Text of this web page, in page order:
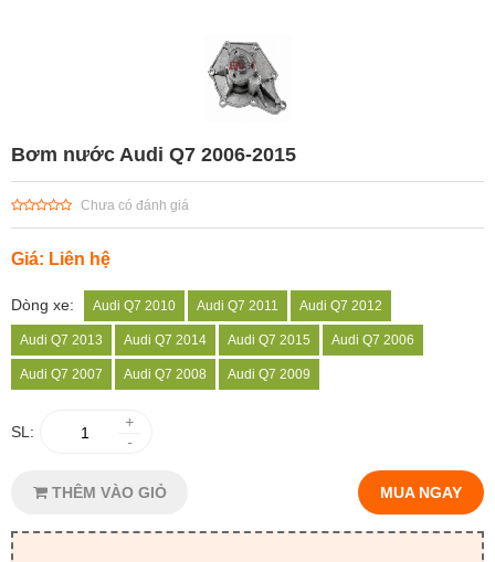
Bơm nước Audi Q7 2006-2015
Chưa có đánh giá
Giá: Liên hệ
Dòng xe: Audi Q7 2010 Audi Q7 2011 Audi Q7 2012
Audi Q7 2013 Audi Q7 2014 Audi Q7 2015 Audi Q7 2006
Audi Q7 2007 Audi Q7 2008 Audi Q7 2009
SL:
+
-
THÊM VÀO GIỎ MUA NGAY